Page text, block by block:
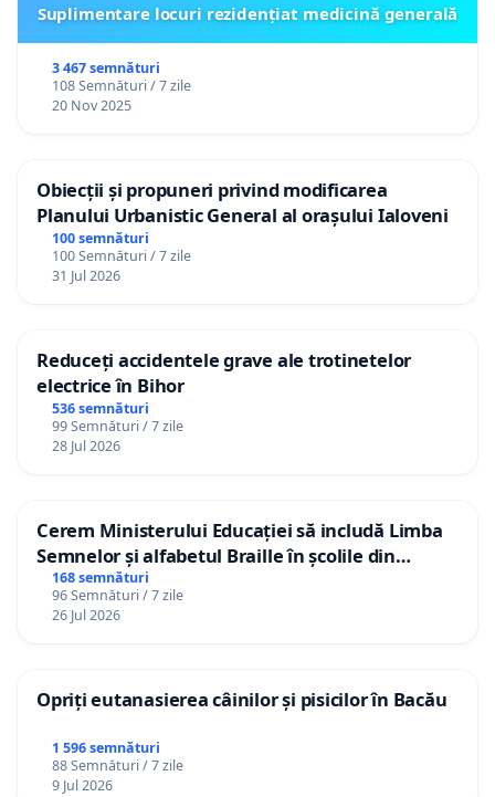
Suplimentare locuri rezidențiat medicină generală
3 467 semnături
108 Semnături / 7 zile
20 Nov 2025
Obiecții și propuneri privind modificarea
Planului Urbanistic General al orașului Ialoveni
100 semnături
100 Semnături / 7 zile
31 Jul 2026
Reduceți accidentele grave ale trotinetelor
electrice în Bihor
536 semnături
99 Semnături / 7 zile
28 Jul 2026
Cerem Ministerului Educației să includă Limba
Semnelor și alfabetul Braille în școlile din
Republica Moldova!
168 semnături
96 Semnături / 7 zile
26 Jul 2026
Opriți eutanasierea câinilor și pisicilor în Bacău
1 596 semnături
88 Semnături / 7 zile
9 Jul 2026